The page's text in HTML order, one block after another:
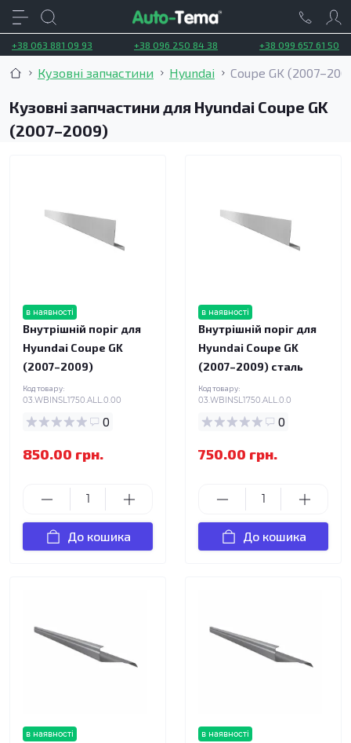
+38 063 881 09 93 +38 096 250 84 38 +38 099 657 61 50
Кузовні запчастини Hyundai Coupe GK
Кузовні запчастини для Hyundai Coupe GK
(2007–2009)
в наявності
Внутрішній поріг для
Hyundai Coupe GK
(2007–2009)
Код товару:
03.WBINSL1750.ALL.0.00
0
850.00 грн.
До кошика
в наявності
Внутрішній поріг для
Hyundai Coupe GK
(2007–2009) сталь
Код товару:
03.WBINSL1750.ALL.0.0
0
750.00 грн.
До кошика
в наявності в наявності